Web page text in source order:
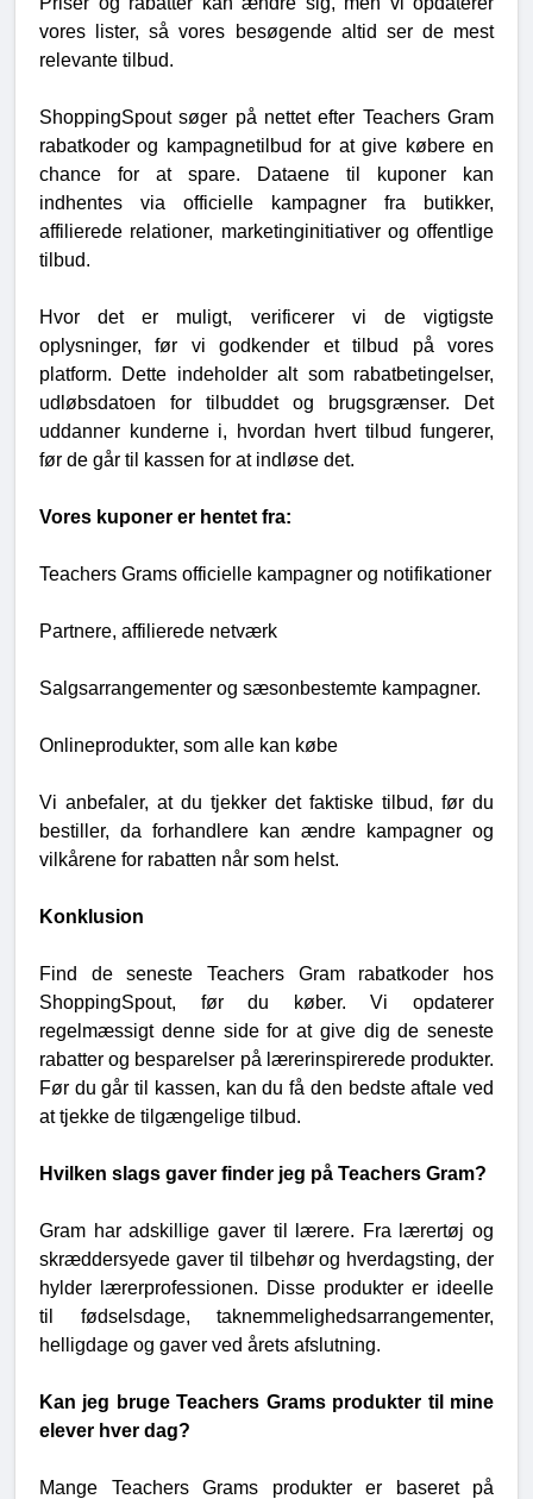
vores lister, så vores besøgende altid ser de mest
relevante tilbud.
ShoppingSpout søger på nettet efter Teachers Gram
rabatkoder og kampagnetilbud for at give købere en
chance for at spare. Dataene til kuponer kan
indhentes via officielle kampagner fra butikker,
affilierede relationer, marketinginitiativer og offentlige
tilbud.
Hvor det er muligt, verificerer vi de vigtigste
oplysninger, før vi godkender et tilbud på vores
platform. Dette indeholder alt som rabatbetingelser,
udløbsdatoen for tilbuddet og brugsgrænser. Det
uddanner kunderne i, hvordan hvert tilbud fungerer,
før de går til kassen for at indløse det.
Vores kuponer er hentet fra:
Teachers Grams officielle kampagner og notifikationer
Partnere, affilierede netværk
Salgsarrangementer og sæsonbestemte kampagner.
Onlineprodukter, som alle kan købe
Vi anbefaler, at du tjekker det faktiske tilbud, før du
bestiller, da forhandlere kan ændre kampagner og
vilkårene for rabatten når som helst.
Konklusion
Find de seneste Teachers Gram rabatkoder hos
ShoppingSpout, før du køber. Vi opdaterer
regelmæssigt denne side for at give dig de seneste
rabatter og besparelser på lærerinspirerede produkter.
Før du går til kassen, kan du få den bedste aftale ved
at tjekke de tilgængelige tilbud.
Hvilken slags gaver finder jeg på Teachers Gram?
Gram har adskillige gaver til lærere. Fra lærertøj og
skræddersyede gaver til tilbehør og hverdagsting, der
hylder lærerprofessionen. Disse produkter er ideelle
til fødselsdage, taknemmelighedsarrangementer,
helligdage og gaver ved årets afslutning.
Kan jeg bruge Teachers Grams produkter til mine
elever hver dag?
Mange Teachers Grams produkter er baseret på